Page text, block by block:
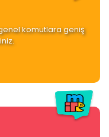
komutlara geniş